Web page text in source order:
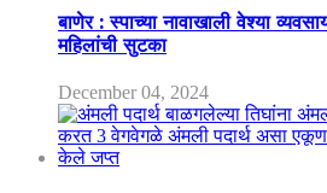
बाणेर : स्पाच्या नावाखाली वेश्या
महिलांची सुटका
December 04, 2024